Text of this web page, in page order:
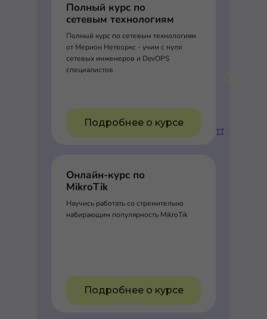
Полный курс по
сетевым технологиям
Полный курс по сетевым технологиям
от Мерион Нетворкс - учим с нуля
сетевых инженеров и DevOPS
специалистов
Подробнее о курсе
Онлайн-курс по
MikroTik
Научись работать со стремительно
набирающим популярность MikroTik
Подробнее о курсе